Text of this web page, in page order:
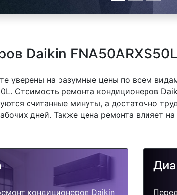
Daikin
уверены на разумные цены по всем
Стоимость ремонта кондиционеров
считанные минуты, а достаточно
дней. Также цена ремонта влияет
кондиционеров Daikin